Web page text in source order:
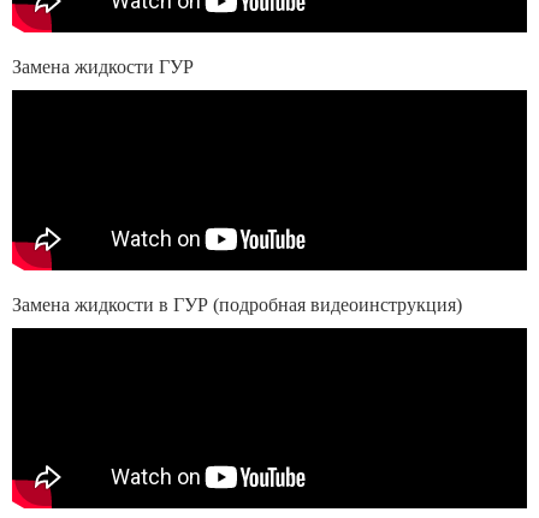
Замена жидкости ГУР
Замена жидкости в ГУР (подробная видеоинструкция)